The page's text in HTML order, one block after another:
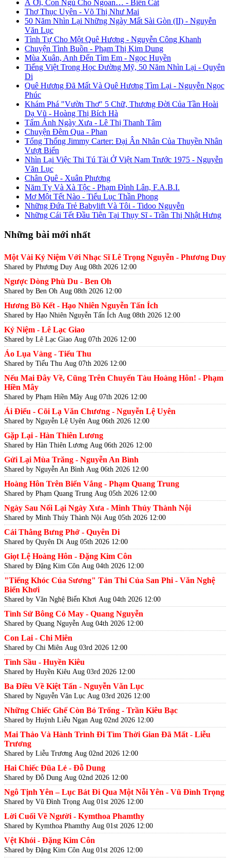
À Ơi, Con Ngủ Cho Ngoan… - Biển Cát
Thơ Thục Uyên - Võ Thị Như Mai
50 Năm Nhìn Lại Những Ngày Mất Sài Gòn (II) - Nguyễn
Văn Lục
Tình Tự Cho Một Quê Hương - Nguyễn Công Khanh
Chuyện Tình Buồn - Phạm Thị Kim Dung
Mùa Xuân, Anh Đến Tìm Em - Ngọc Huyền
Tiếng Việt Trong Học Đường Mỹ, 50 Năm Nhìn Lại - Quyên
Di
Quê Hương Đã Mất Và Quê Hương Tìm Lại - Nguyễn Ngọc
Phúc
Khám Phá "Vườn Thơ" 5 Chữ, Thương Đời Của Tần Hoài
Dạ Vũ - Hoàng Thị Bích Hà
Tấm Ảnh Ngày Xưa - Lê Thị Thanh Tâm
Chuyện Đêm Qua - Phan
Tổng Thống Jimmy Carter: Đại Ân Nhân Của Thuyền Nhân
Vượt Biển
Nhìn Lại Việc Thi Tú Tài Ở Việt Nam Trước 1975 - Nguyễn
Văn Lục
Chân Quê - Xuân Phương
Năm Tỵ Và Xà Tộc - Phạm Đình Lân, F.A.B.I.
Mơ Một Tết Nào - Tiểu Lục Thần Phong
Những Đứa Trẻ Babylift Và Tôi - Tidoo Nguyễn
Những Cái Tết Đầu Tiên Tại Thụy Sĩ - Trần Thị Nhật Hưng
Những bài mới nhất
Một Vài Kỷ Niệm Với Nhạc Sĩ Lê Trọng Nguyễn - Phương Duy
Shared by Phương Duy Aug 08th 2026 12:00
Ngược Dòng Phù Du - Ben Oh
Shared by Ben Oh Aug 08th 2026 12:00
Hương Bồ Kết - Hạo Nhiên Nguyễn Tấn Ích
Shared by Hạo Nhiên Nguyễn Tấn Ích Aug 08th 2026 12:00
Kỷ Niệm - Lê Lạc Giao
Shared by Lê Lạc Giao Aug 07th 2026 12:00
Áo Lụa Vàng - Tiểu Thu
Shared by Tiểu Thu Aug 07th 2026 12:00
Nếu Mai Đây Về, Cũng Trên Chuyến Tàu Hoàng Hôn! - Phạm
Hiền Mây
Shared by Phạm Hiền Mây Aug 07th 2026 12:00
Ái Điểu - Cõi Lạ Văn Chương - Nguyễn Lệ Uyên
Shared by Nguyễn Lệ Uyên Aug 06th 2026 12:00
Gặp Lại - Hàn Thiên Lương
Shared by Hàn Thiên Lương Aug 06th 2026 12:00
Gửi Lại Mùa Trăng - Nguyễn An Bình
Shared by Nguyễn An Bình Aug 06th 2026 12:00
Hoàng Hôn Trên Biển Vắng - Phạm Quang Trung
Shared by Phạm Quang Trung Aug 05th 2026 12:00
Ngày Sau Nối Lại Ngày Xưa - Minh Thúy Thành Nội
Shared by Minh Thúy Thành Nội Aug 05th 2026 12:00
Cái Thằng Bưng Phở - Quyên Di
Shared by Quyên Di Aug 05th 2026 12:00
Giọt Lệ Hoàng Hôn - Đặng Kim Côn
Shared by Đặng Kim Côn Aug 04th 2026 12:00
"Tiếng Khóc Của Sương" Tản Thi Của San Phi - Văn Nghệ
Biển Khơi
Shared by Văn Nghệ Biển Khơi Aug 04th 2026 12:00
Tình Sử Bông Cỏ May - Quang Nguyễn
Shared by Quang Nguyễn Aug 04th 2026 12:00
Con Lai - Chi Miên
Shared by Chi Miên Aug 03rd 2026 12:00
Tình Sầu - Huyền Kiêu
Shared by Huyền Kiêu Aug 03rd 2026 12:00
Ba Điều Về Kiệt Tấn - Nguyễn Văn Lục
Shared by Nguyễn Văn Lục Aug 03rd 2026 12:00
Những Chiếc Ghế Còn Bỏ Trống - Trần Kiêu Bạc
Shared by Huỳnh Liễu Ngạn Aug 02nd 2026 12:00
Mai Thảo Và Hành Trình Đi Tìm Thời Gian Đã Mất - Liễu
Trương
Shared by Liễu Trương Aug 02nd 2026 12:00
Hai Chiếc Đũa Lẻ - Đỗ Dung
Shared by Đỗ Dung Aug 02nd 2026 12:00
Ngô Tịnh Yên – Lục Bát Đi Qua Một Nỗi Yên - Vũ Đình Trọng
Shared by Vũ Đình Trọng Aug 01st 2026 12:00
Lời Cuối Về Người - Kymthoa Phamthy
Shared by Kymthoa Phamthy Aug 01st 2026 12:00
Vệt Khói - Đặng Kim Côn
Shared by Đặng Kim Côn Aug 01st 2026 12:00